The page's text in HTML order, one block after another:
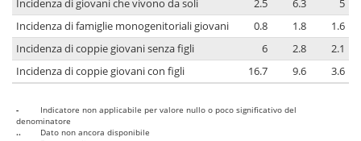
Incidenza di giovani che vivono da soli 2.5 6.3
5
Incidenza di famiglie monogenitoriali giovani
0.8 1.8
1.6
Incidenza di coppie giovani senza figli
6 2.8
2.1
Incidenza di coppie giovani con figli
16.7 9.6 3.6
-
Indicatore non applicabile per valore nullo o poco significativo del
denominatore
..
Dato non ancora disponibile